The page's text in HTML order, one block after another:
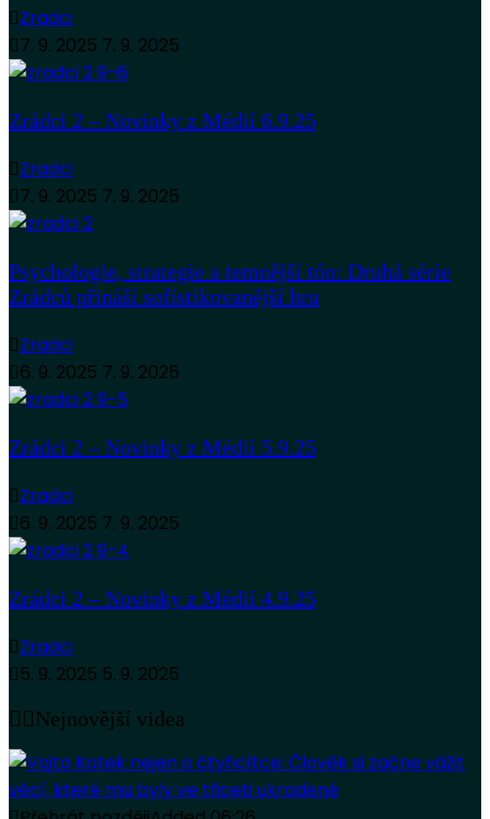
Zradci
7. 9. 2025 7. 9. 2025
Zrádci 2 – Novinky z Médií 6.9.25
Zradci
7. 9. 2025 7. 9. 2025
Psychologie, strategie a temnější tón: Druhá série
Zrádců přináší sofistikovanější hru
Zradci
6. 9. 2025 7. 9. 2025
Zrádci 2 – Novinky z Médií 5.9.25
Zradci
6. 9. 2025 7. 9. 2025
Zrádci 2 – Novinky z Médií 4.9.25
Zradci
5. 9. 2025 5. 9. 2025
Nejnovější videa